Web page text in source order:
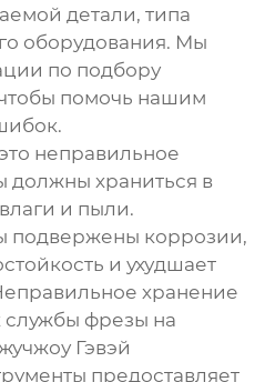
детали, типа
оборудования. Мы
по подбору
помочь нашим
неправильное
должны храниться в
и пыли.
подвержены коррозии,
и ухудшает
хранение
службы фрезы на
Гэвэй
предоставляет